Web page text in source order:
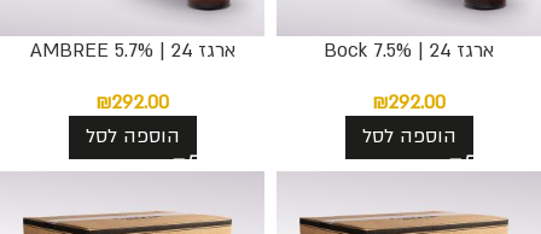
ארגז 24 | 7.5% Bock
₪292.00
הוספה לסל
ארגז 24 | AMBREE 5.7%
₪292.00
הוספה לסל